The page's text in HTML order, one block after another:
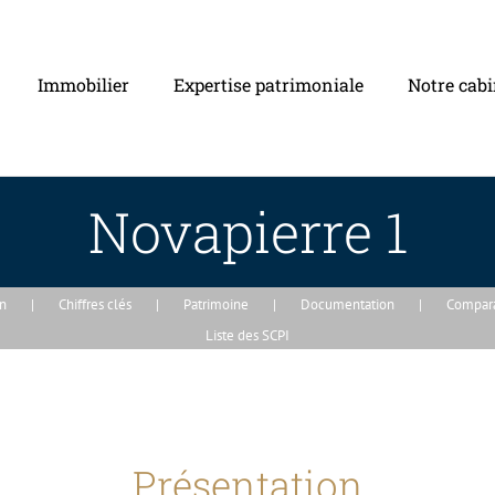
Immobilier Expertise patrimoniale Notre
Novapierre 1
Chiffres clés Patrimoine Documentation
Liste des SCPI
Présentation